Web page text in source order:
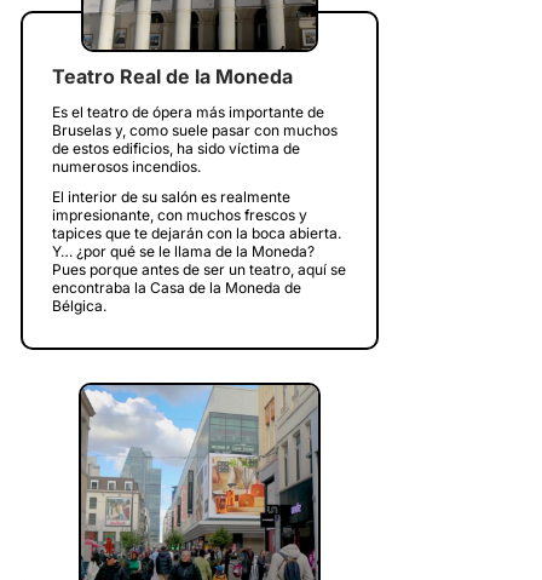
Teatro Real de la Moneda
Es el teatro de ópera más importante de
Bruselas y, como suele pasar con muchos
de estos edificios, ha sido víctima de
numerosos incendios.
El interior de su salón es realmente
impresionante, con muchos frescos y
tapices que te dejarán con la boca abierta.
Y… ¿por qué se le llama de la Moneda?
Pues porque antes de ser un teatro, aquí se
encontraba la Casa de la Moneda de
Bélgica.